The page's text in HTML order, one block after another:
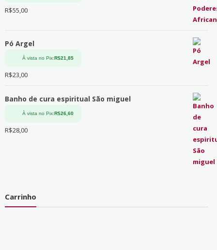
R$55,00
Pó Argel
À vista no Pix:R$21,85
R$23,00
Banho de cura espiritual São miguel
À vista no Pix:R$26,60
R$28,00
Carrinho